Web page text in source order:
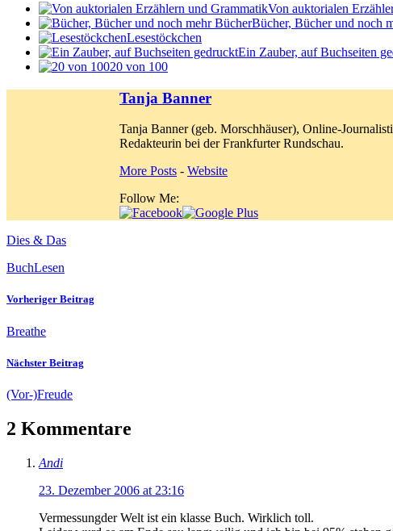
Von auktorialen
Bücher, Bücher und noch
Lesestöckchen
Ein Zauber, auf Buchseiten
20 von 100
Tanja Banner
Tanja Banner (geb. Morschhäuser), Online-
Redakteurin bei der Frankfurter Rundschau.
More Posts - Website
Follow Me:
Dies & Das
BuchLesen
Vorheriger Beitrag
Breathe
Nächster Beitrag
(Vor-)Freude
2 Kommentare
Andi
23. Dezember 2006 at 23:16
Vermessungder Welt ist ein klasse Buch. Wirklich toll.